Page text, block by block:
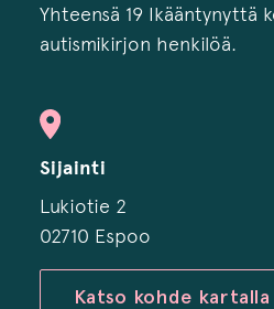
Yhteensä 19 Ikääntynyttä
autismikirjon henkilöä.
Sijainti
Lukiotie 2
02710 Espoo
Katso kohde kartalla